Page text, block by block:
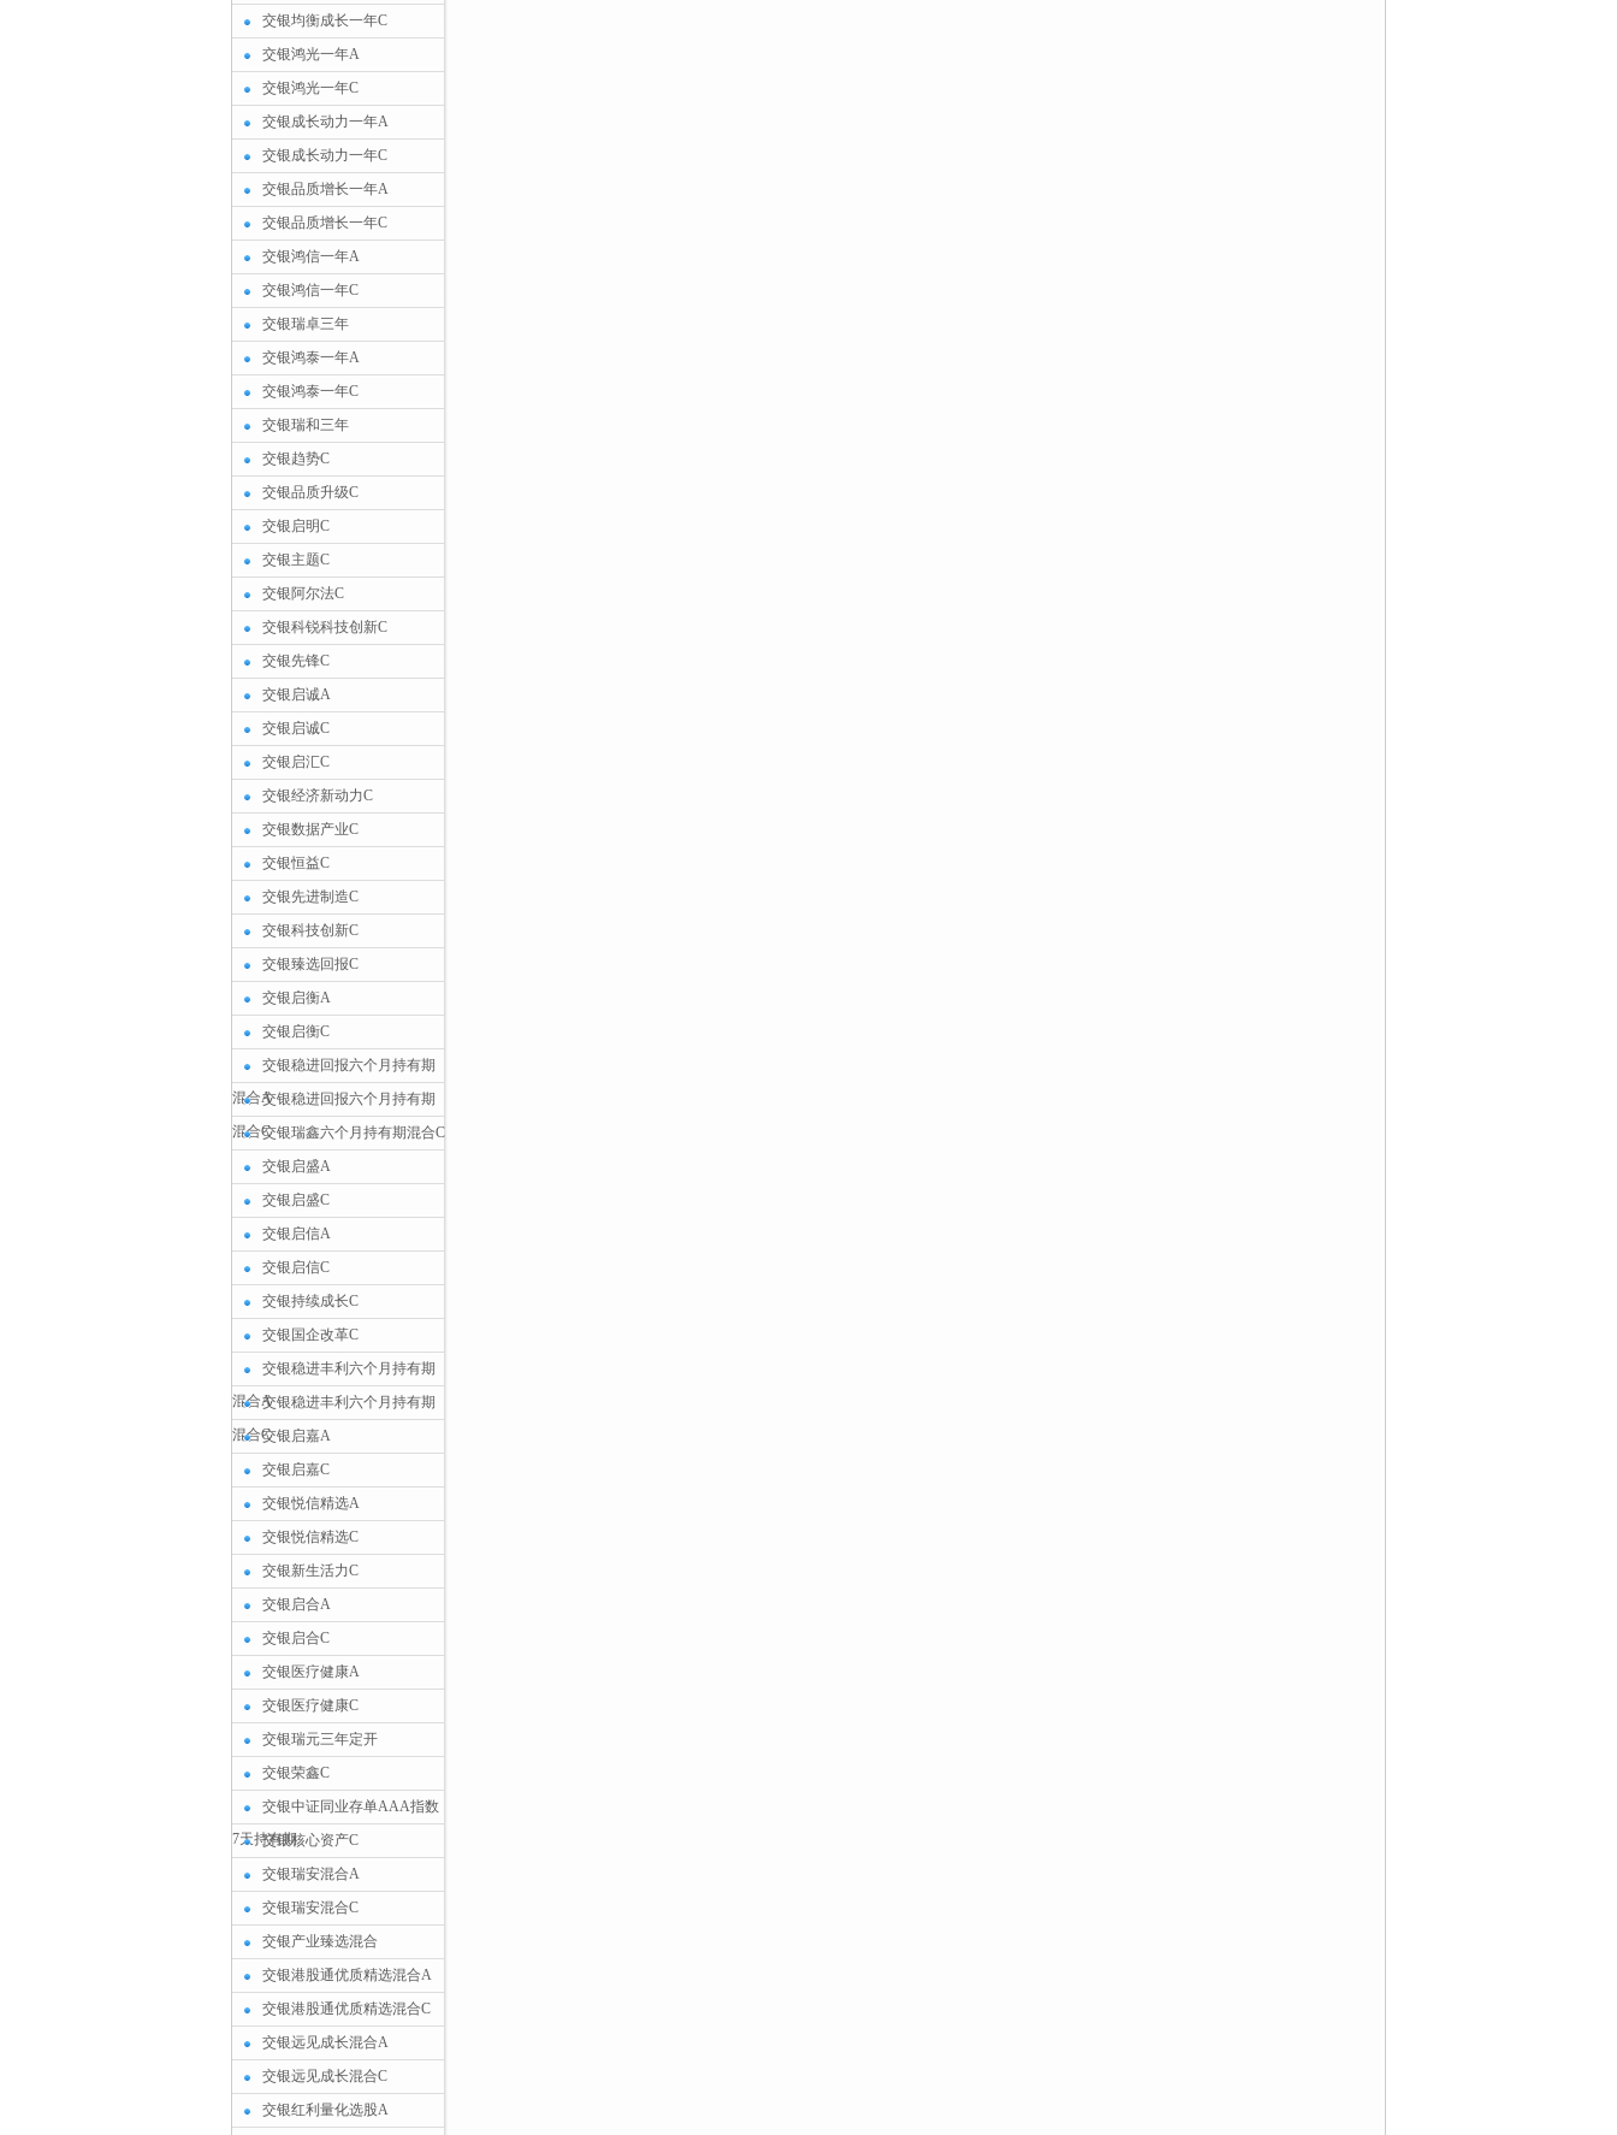
交银均衡成长一年C
交银鸿光一年A
交银鸿光一年C
交银成长动力一年A
交银成长动力一年C
交银品质增长一年A
交银品质增长一年C
交银鸿信一年A
交银鸿信一年C
交银瑞卓三年
交银鸿泰一年A
交银鸿泰一年C
交银瑞和三年
交银趋势C
交银品质升级C
交银启明C
交银主题C
交银阿尔法C
交银科锐科技创新C
交银先锋C
交银启诚A
交银启诚C
交银启汇C
交银经济新动力C
交银数据产业C
交银恒益C
交银先进制造C
交银科技创新C
交银臻选回报C
交银启衡A
交银启衡C
交银稳进回报六个月持有期
混合A交银稳进回报六个月持有期
混合C交银瑞鑫六个月持有期混合C
交银启盛A
交银启盛C
交银启信A
交银启信C
交银持续成长C
交银国企改革C
交银稳进丰利六个月持有期
混合A交银稳进丰利六个月持有期
混合C交银启嘉A
交银启嘉C
交银悦信精选A
交银悦信精选C
交银新生活力C
交银启合A
交银启合C
交银医疗健康A
交银医疗健康C
交银瑞元三年定开
交银荣鑫C
交银中证同业存单AAA指数
7天持有期交银核心资产C
交银瑞安混合A
交银瑞安混合C
交银产业臻选混合
交银港股通优质精选混合A
交银港股通优质精选混合C
交银远见成长混合A
交银远见成长混合C
交银红利量化选股A